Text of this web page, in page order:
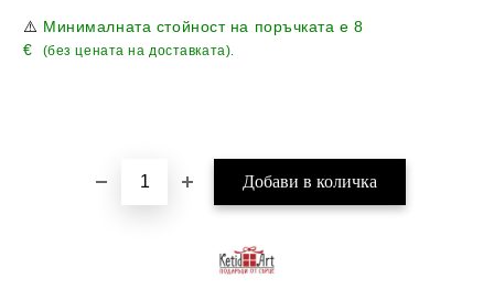
⚠️ Минималната стойност на поръчката е8
€
(без цената на доставката).